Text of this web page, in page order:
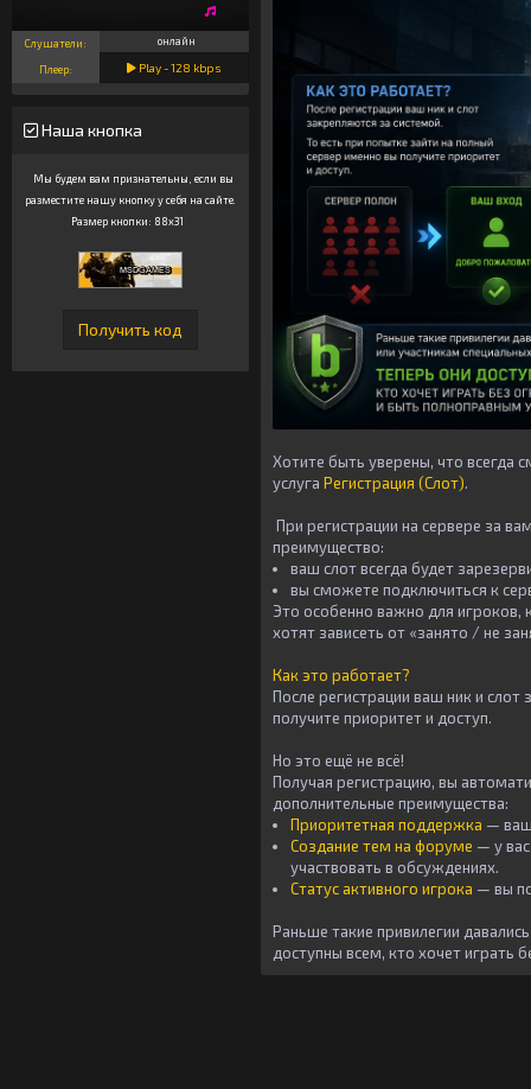
Слушатели: онлайн
Плеер: Play -128 kbps
Наша кнопка
Мы будем вам признательны, если вы
разместите нашу кнопку у себя на сайте.
Размер кнопки: 88x31
Хотите быть уверены, что всегда
услуга Регистрация (Слот).
При регистрации на сервере за
преимущество:
ваш слот всегда будет
вы сможете подключиться к
Это особенно важно для игроков,
хотят зависеть от «занято / не
Как это работает?
После регистрации ваш ник и слот
получите приоритет и доступ.
Но это ещё не всё!
Получая регистрацию, вы
дополнительные преимущества:
Приоритетная поддержка —
Создание тем на форуме — у
участвовать в обсуждениях.
Статус активного игрока — вы
Раньше такие привилегии
доступны всем, кто хочет играть